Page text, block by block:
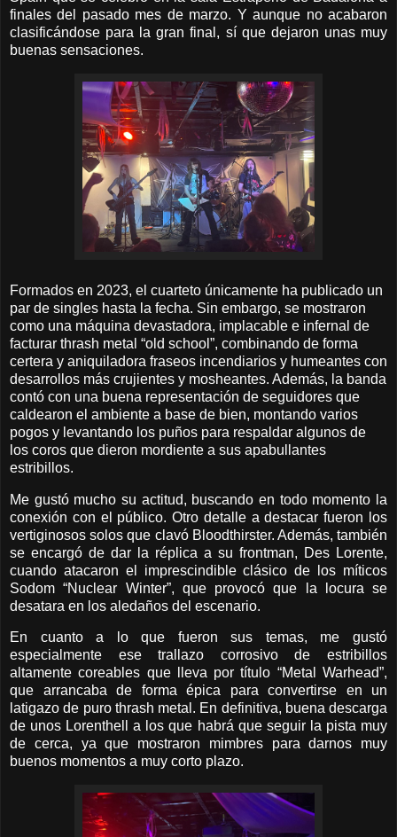
finales del pasado mes de marzo. Y aunque no acabaron
clasificándose para la gran final, sí que dejaron unas muy
buenas sensaciones.
Formados en 2023, el cuarteto únicamente ha publicado un
par de singles hasta la fecha. Sin embargo, se mostraron
como una máquina devastadora, implacable e infernal de
facturar thrash metal “old school”, combinando de forma
certera y aniquiladora fraseos incendiarios y humeantes con
desarrollos más crujientes y mosheantes. Además, la banda
contó con una buena representación de seguidores que
caldearon el ambiente a base de bien, montando varios
pogos y levantando los puños para respaldar algunos de
los coros que dieron mordiente a sus apabullantes
estribillos.
Me gustó mucho su actitud, buscando en todo momento la
conexión con el público. Otro detalle a destacar fueron los
vertiginosos solos que clavó Bloodthirster. Además, también
se encargó de dar la réplica a su frontman, Des Lorente,
cuando atacaron el imprescindible clásico de los míticos
Sodom “Nuclear Winter”, que provocó que la locura se
desatara en los aledaños del escenario.
En cuanto a lo que fueron sus temas, me gustó
especialmente ese trallazo corrosivo de estribillos
altamente coreables que lleva por título “Metal Warhead”,
que arrancaba de forma épica para convertirse en un
latigazo de puro thrash metal. En definitiva, buena descarga
de unos Lorenthell a los que habrá que seguir la pista muy
de cerca, ya que mostraron mimbres para darnos muy
buenos momentos a muy corto plazo.